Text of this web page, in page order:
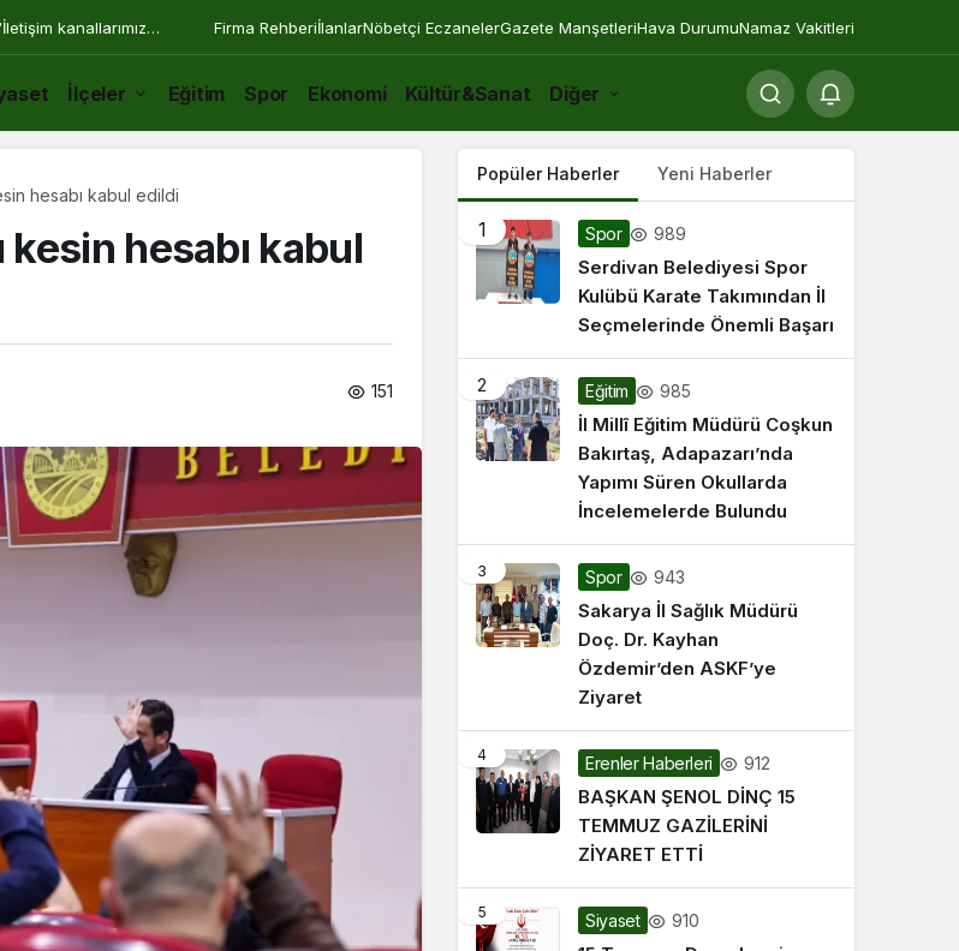
kanallarımız Firma RehberiİlanlarNöbetçi EczanelerGazete ManşetleriHava DurumuNamaz Vakitleri
İlçeler Eğitim Spor Ekonomi Kültür&Sanat Diğer
hesabı kabul edildi
hesabı kabul
151
Popüler Haberler Yeni Haberler
1 Spor 989
Serdivan Belediyesi Spor
Kulübü Karate Takımından İl
Seçmelerinde Önemli Başarı
2 Eğitim 985
İl Millî Eğitim Müdürü Coşkun
Bakırtaş, Adapazarı’nda
Yapımı Süren Okullarda
İncelemelerde Bulundu
3 Spor 943
Sakarya İl Sağlık Müdürü
Doç. Dr. Kayhan
Özdemir’den ASKF’ye
Ziyaret
4 Erenler Haberleri 912
BAŞKAN ŞENOL DİNÇ 15
TEMMUZ GAZİLERİNİ
ZİYARET ETTİ
5 Siyaset 910